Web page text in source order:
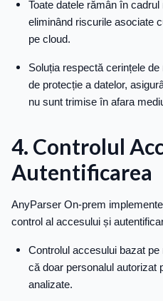
Toate datele rămân în
eliminând riscurile asociate
pe cloud.
Soluția respectă cerințele
de protecție a datelor,
nu sunt trimise în afara
4. Controlul
Autentificarea
AnyParser On-prem
control al accesului și
Controlul accesului bazat
că doar personalul autorizat
analizate.